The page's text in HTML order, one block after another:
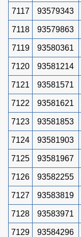
7117 93579343
7118 93579863
7119 93580361
7120 93581214
7121 93581571
7122 93581621
7123 93581853
7124 93581903
7125 93581967
7126 93582255
7127 93583819
7128 93583971
7129 93584296